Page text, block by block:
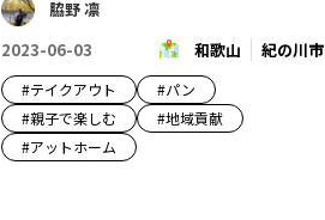
脇野 凛
2023-06-03
和歌山 紀の川市
#テイクアウト #パン
#親子で楽しむ #地域貢献
#アットホーム